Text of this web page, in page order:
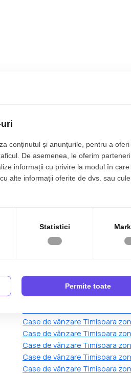
Case de vânzare Timisoara
Case de vânzare Timisoara
Case de vânzare Timisoara
Case de vânzare Timisoara
Case de vânzare Timisoara
Case de vânzare Timisoara
Case de vânzare Timisoara
Case de vânzare Timisoara
Case de vânzare Timisoara
Case de vânzare Timisoara
Case de vânzare Timisoara
Case de vânzare Timisoara
Case de vânzare Timisoara
Case de vânzare Timisoara
conținutul și anunțurile, pentru a oferi
De asemenea, le oferim
informații cu privire la modul în care
alte informații oferite de dvs. sau
Statistici
Permite toate